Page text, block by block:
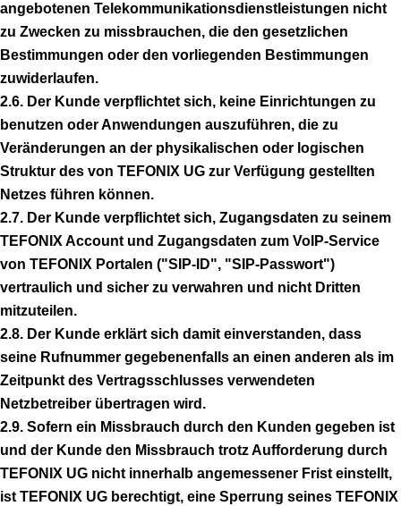
angebotenen Telekommunikationsdienstleistungen nicht
zu Zwecken zu missbrauchen, die den gesetzlichen
Bestimmungen oder den vorliegenden Bestimmungen
zuwiderlaufen.
2.6. Der Kunde verpflichtet sich, keine Einrichtungen zu
benutzen oder Anwendungen auszuführen, die zu
Veränderungen an der physikalischen oder logischen
Struktur des von TEFONIX UG zur Verfügung gestellten
Netzes führen können.
2.7. Der Kunde verpflichtet sich, Zugangsdaten zu seinem
TEFONIX Account und Zugangsdaten zum VoIP-Service
von TEFONIX Portalen ("SIP-ID", "SIP-Passwort")
vertraulich und sicher zu verwahren und nicht Dritten
mitzuteilen.
2.8. Der Kunde erklärt sich damit einverstanden, dass
seine Rufnummer gegebenenfalls an einen anderen als im
Zeitpunkt des Vertragsschlusses verwendeten
Netzbetreiber übertragen wird.
2.9. Sofern ein Missbrauch durch den Kunden gegeben ist
und der Kunde den Missbrauch trotz Aufforderung durch
TEFONIX UG nicht innerhalb angemessener Frist einstellt,
ist TEFONIX UG berechtigt, eine Sperrung seines TEFONIX